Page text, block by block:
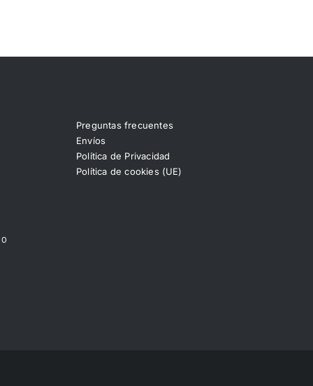
Preguntas frecuentes
Envíos
Política de Privacidad
Política de cookies (UE)